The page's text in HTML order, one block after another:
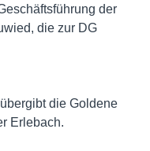
der
die zur DG
die Goldene
Erlebach.